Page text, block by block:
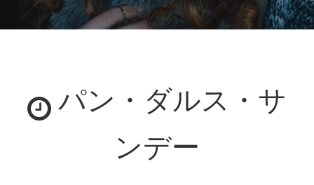
パン・ダルス・サ
ンデー